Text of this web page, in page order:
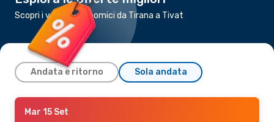
Scopri i voli più economici da Tirana a Tivat
Andata e ritorno Sola andata
Gio 10 Set- Ven 11 Set
Mar 15 Set